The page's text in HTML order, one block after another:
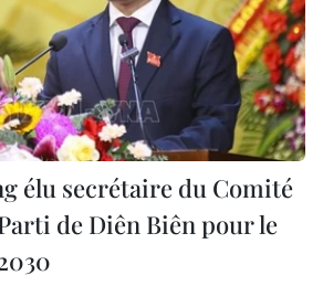
élu secrétaire du Comité
de Diên Biên pour le